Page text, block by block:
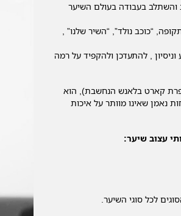
והשתלב בעבודה בעולם השיער
“כוכב נולד”, “השיר שלנו” ,
, להתעדכן ולהקפיד על רמה
קארט בלאנש הנחשבת), הוא
נאמן שאינו מוותר על איכות
עצוב שיער:
לכל סוגי השיער.